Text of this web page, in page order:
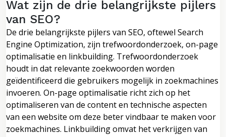
Wat zijn de drie belangrijkste pijlers
van SEO?
De drie belangrijkste pijlers van SEO, oftewel Search
Engine Optimization, zijn trefwoordonderzoek, on-page
optimalisatie en linkbuilding. Trefwoordonderzoek
houdt in dat relevante zoekwoorden worden
geïdentificeerd die gebruikers mogelijk in zoekmachines
invoeren. On-page optimalisatie richt zich op het
optimaliseren van de content en technische aspecten
van een website om deze beter vindbaar te maken voor
zoekmachines. Linkbuilding omvat het verkrijgen van